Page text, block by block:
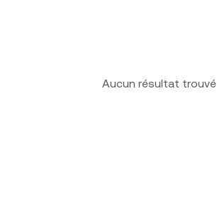
Aucun résultat trouvé